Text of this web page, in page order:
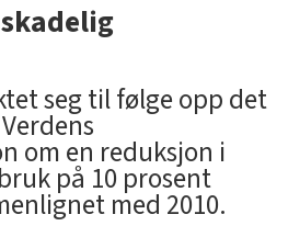
seg til følge opp det
om en reduksjon i
på 10 prosent
med 2010.